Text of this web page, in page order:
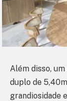
Além disso,
duplo de
grandiosidade